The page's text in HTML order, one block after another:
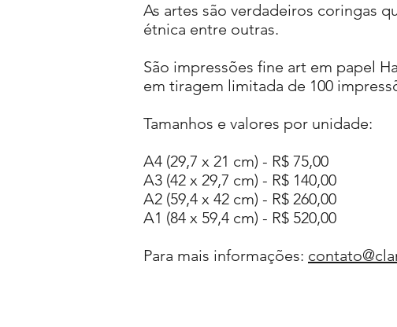
As artes são verdadeiros coringas
étnica entre outras.
São impressões fine art em papel
em tiragem limitada de 100
Tamanhos e valores por unidade:
A4 (29,7 x 21 cm) - R$ 75,00
A3 (42 x 29,7 cm) - R$ 140,00
A2 (59,4 x 42 cm) - R$ 260,00
A1 (84 x 59,4 cm) - R$ 520,00
Para mais informações: